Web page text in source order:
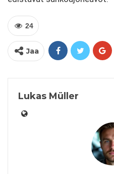
24
Jaa
Lukas Müller